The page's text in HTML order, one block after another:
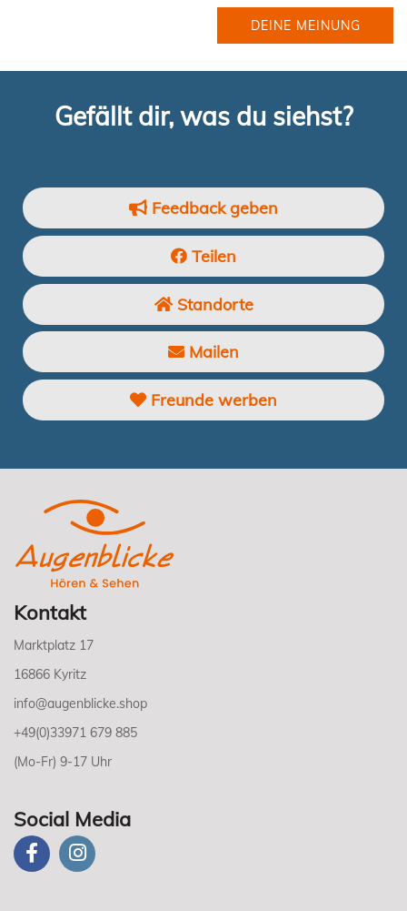
DEINE MEINUNG
Gefällt dir, was du siehst?
Feedback geben
Teilen
Standorte
Mailen
Freunde werben
Kontakt
Marktplatz 17
16866 Kyritz
info@augenblicke.shop
+49(0)33971 679 885
(Mo-Fr) 9-17 Uhr
Social Media